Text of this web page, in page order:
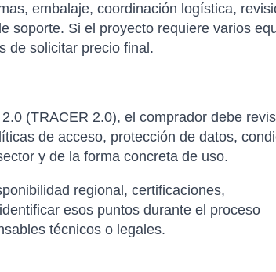
embalaje, coordinación logística,
soporte. Si el proyecto requiere varios
de solicitar precio final.
(TRACER 2.0), el comprador debe
de acceso, protección de datos,
y de la forma concreta de uso.
regional, certificaciones,
esos puntos durante el proceso
técnicos o legales.